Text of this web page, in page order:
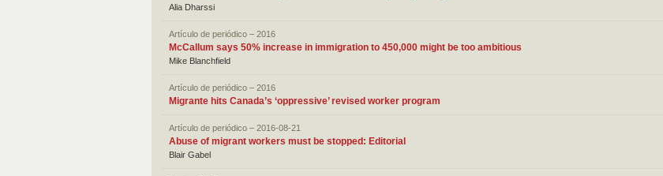
Alia Dharssi
Artículo de periódico – 2016
McCallum says 50% increase in immigration to 450,000 might be too ambitious
Mike Blanchfield
Artículo de periódico – 2016
Migrante hits Canada’s ‘oppressive’ revised worker program
Artículo de periódico – 2016-08-21
Abuse of migrant workers must be stopped: Editorial
Blair Gabel